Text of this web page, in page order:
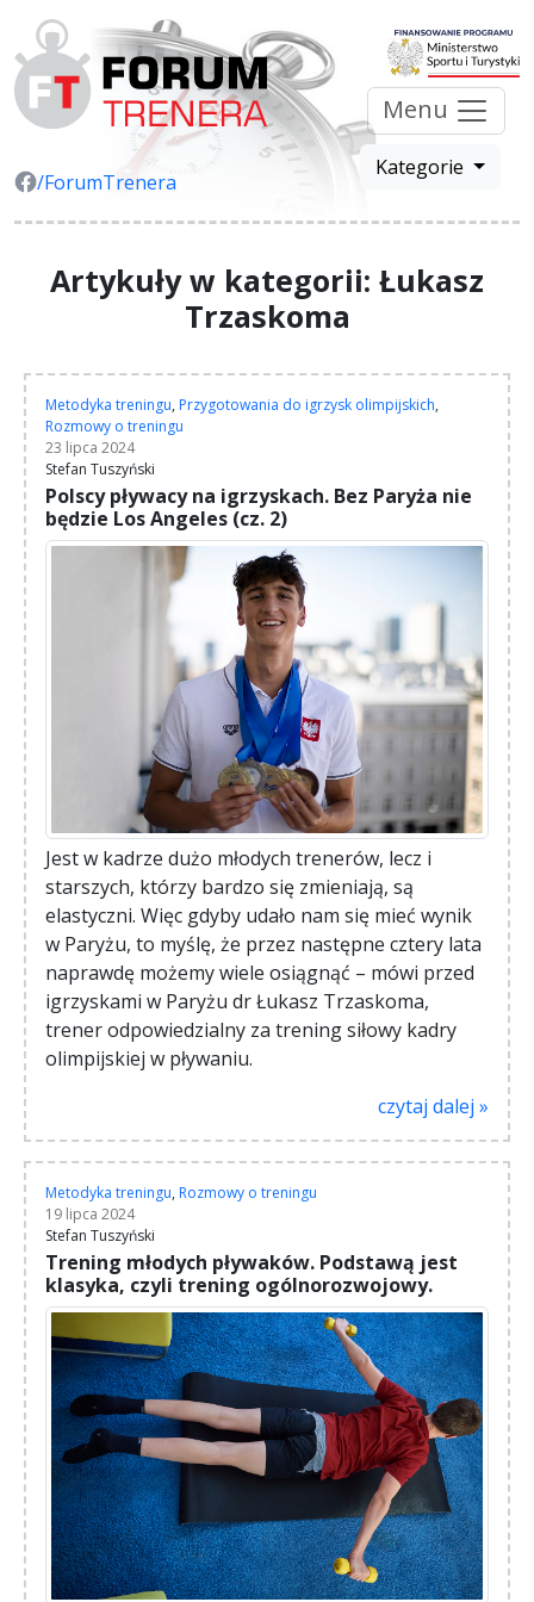
/ForumTrenera
Menu
Kategorie
Artykuły w kategorii: Łukasz
Trzaskoma
Metodyka treningu, Przygotowania do igrzysk olimpijskich,
Rozmowy o treningu
23 lipca 2024
Stefan Tuszyński
Polscy pływacy na igrzyskach. Bez Paryża nie
będzie Los Angeles (cz. 2)
Jest w kadrze dużo młodych trenerów, lecz i
starszych, którzy bardzo się zmieniają, są
elastyczni. Więc gdyby udało nam się mieć wynik
w Paryżu, to myślę, że przez następne cztery lata
naprawdę możemy wiele osiągnąć – mówi przed
igrzyskami w Paryżu dr Łukasz Trzaskoma,
trener odpowiedzialny za trening siłowy kadry
olimpijskiej w pływaniu.
czytaj dalej »
Metodyka treningu, Rozmowy o treningu
19 lipca 2024
Stefan Tuszyński
Trening młodych pływaków. Podstawą jest
klasyka, czyli trening ogólnorozwojowy.